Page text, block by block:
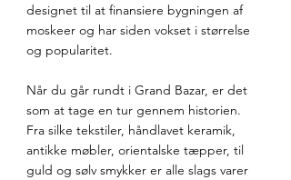
designet til at finansiere bygningen af
moskeer og har siden vokset i størrelse
og popularitet.
Når du går rundt i Grand Bazar, er det
som at tage en tur gennem historien.
Fra silke tekstiler, håndlavet keramik,
antikke møbler, orientalske tæpper, til
guld og sølv smykker er alle slags varer